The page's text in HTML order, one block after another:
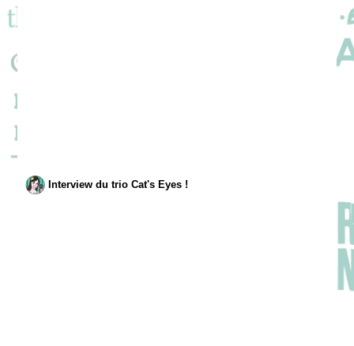
Interview du trio Cat's Eyes !